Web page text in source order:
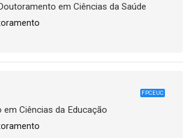
em Ciências da Saúde
FPCEUC
Ciências da Educação